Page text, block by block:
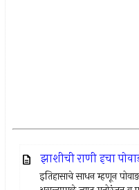
झाशीची राणी इचा
इतिहासाचे साधन म्हणून